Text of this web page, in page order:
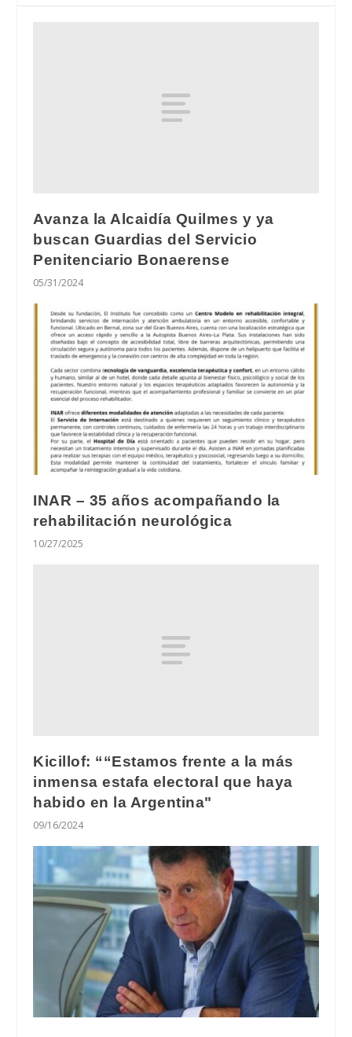
Avanza la Alcaidía Quilmes y ya
buscan Guardias del Servicio
Penitenciario Bonaerense
05/31/2024
INAR – 35 años acompañando la
rehabilitación neurológica
10/27/2025
Kicillof: ““Estamos frente a la más
inmensa estafa electoral que haya
habido en la Argentina"
09/16/2024